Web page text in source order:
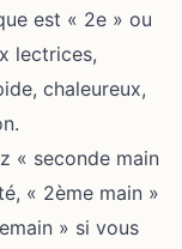
est « 2e » ou
lectrices,
chaleureux,
« seconde main
« 2ème main »
» si vous